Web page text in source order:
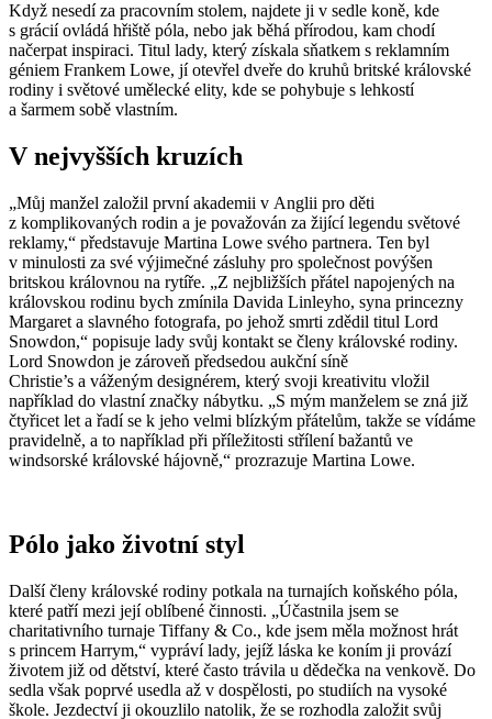
Když nesedí za pracovním stolem, najdete ji v sedle koně, kde
s grácií ovládá hřiště póla, nebo jak běhá přírodou, kam chodí
načerpat inspiraci. Titul lady, který získala sňatkem s reklamním
géniem Frankem Lowe, jí otevřel dveře do kruhů britské královské
rodiny i světové umělecké elity, kde se pohybuje s lehkostí
a šarmem sobě vlastním.
V nejvyšších kruzích
„Můj manžel založil první akademii v Anglii pro děti
z komplikovaných rodin a je považován za žijící legendu světové
reklamy,“ představuje Martina Lowe svého partnera. Ten byl
v minulosti za své výjimečné zásluhy pro společnost povýšen
britskou královnou na rytíře. „Z nejbližších přátel napojených na
královskou rodinu bych zmínila Davida Linleyho, syna princezny
Margaret a slavného fotografa, po jehož smrti zdědil titul Lord
Snowdon,“ popisuje lady svůj kontakt se členy královské rodiny.
Lord Snowdon je zároveň předsedou aukční síně
Christie’s a váženým designérem, který svoji kreativitu vložil
například do vlastní značky nábytku. „S mým manželem se zná již
čtyřicet let a řadí se k jeho velmi blízkým přátelům, takže se vídáme
pravidelně, a to například při příležitosti střílení bažantů ve
windsorské královské hájovně,“ prozrazuje Martina Lowe.
Pólo jako životní styl
Další členy královské rodiny potkala na turnajích koňského póla,
které patří mezi její oblíbené činnosti. „Účastnila jsem se
charitativního turnaje Tiffany & Co., kde jsem měla možnost hrát
s princem Harrym,“ vypráví lady, jejíž láska ke koním ji provází
životem již od dětství, které často trávila u dědečka na venkově. Do
sedla však poprvé usedla až v dospělosti, po studiích na vysoké
škole. Jezdectví ji okouzlilo natolik, že se rozhodla založit svůj